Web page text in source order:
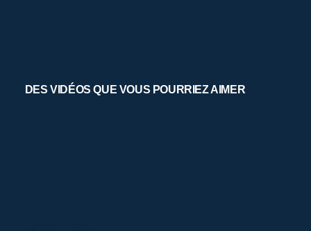
DES VIDÉOS QUE VOUS POURRIEZ AIMER